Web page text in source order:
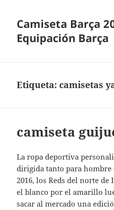
Camiseta Barça
Equipación Barça
Etiqueta:camisetas
camiseta
La ropa deportiva
dirigida tanto para hombre
2016, los Reds del norte
el blanco por el amarillo
sacar al mercado una